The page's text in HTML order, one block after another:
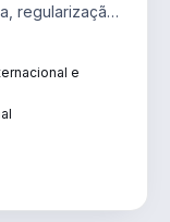
regularização
e